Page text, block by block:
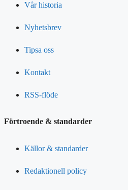
Vår historia
Nyhetsbrev
Tipsa oss
Kontakt
RSS-flöde
Förtroende & standarder
Källor & standarder
Redaktionell policy